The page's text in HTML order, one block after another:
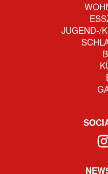
JUGEND-/